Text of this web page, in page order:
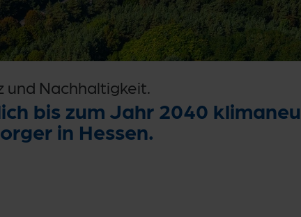
und Nachhaltigkeit.
bis zum Jahr 2040
in Hessen.